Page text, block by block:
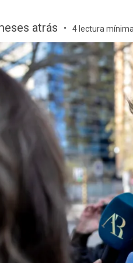
atrás 4 lectura